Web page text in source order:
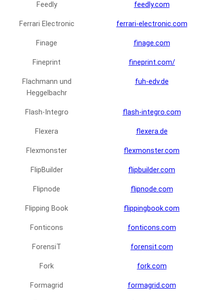
Feedly feedly.com
Ferrari Electronic ferrari-electronic.com
Finage finage.com
Fineprint fineprint.com/
Flachmann und
Heggelbachr
fuh-edv.de
Flash-Integro flash-integro.com
Flexera flexera.de
Flexmonster flexmonster.com
FlipBuilder flipbuilder.com
Flipnode flipnode.com
Flipping Book flippingbook.com
Fonticons fonticons.com
ForensiT forensit.com
Fork fork.com
Formagrid formagrid.com